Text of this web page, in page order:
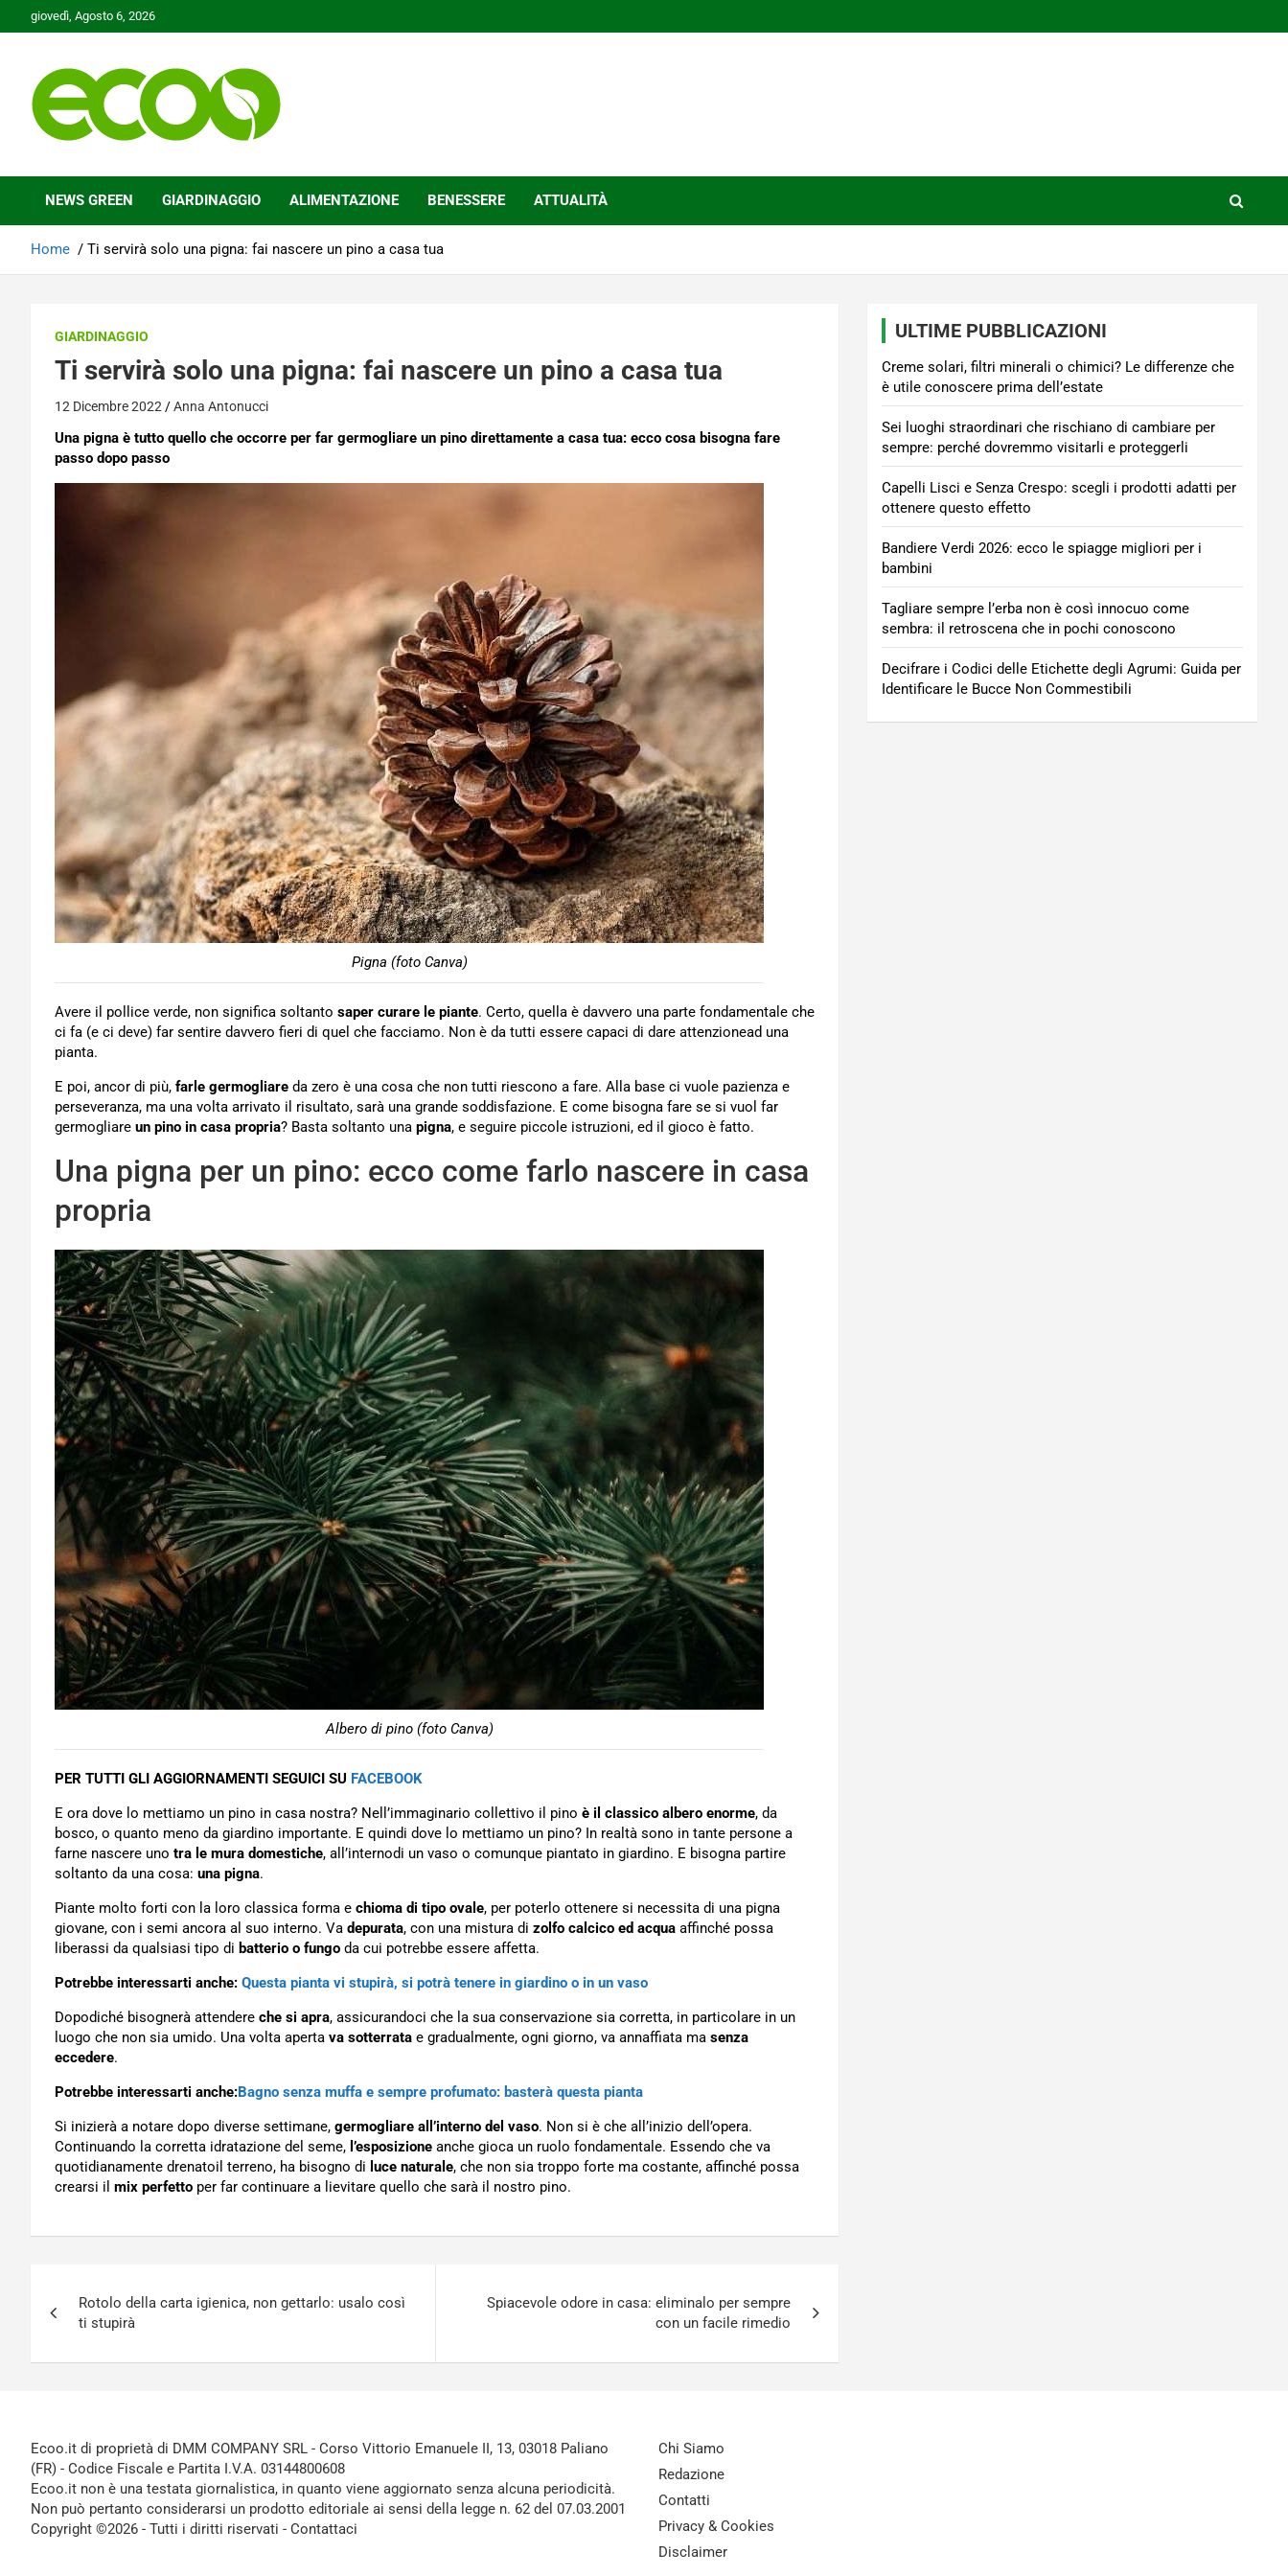
to
giovedì, Agosto 6, 2026
Ecoo.it
NEWS GREEN GIARDINAGGIO ALIMENTAZIONE BENESSERE ATTUALITÀ
Home Ti servirà solo una pigna: fai nascere un pino a casa tua
GIARDINAGGIO
Ti servirà solo una pigna: fai nascere un pino a casa tua
12 Dicembre 2022 Anna Antonucci
Una pigna è tutto quello che occorre per far germogliare un pino direttamente a casa tua: ecco cosa bisogna fare
passo dopo passo
Pigna (foto Canva)
Avere il pollice verde, non significa soltanto saper curare le piante. Certo, quella è davvero una parte fondamentale che
ci fa (e ci deve) far sentire davvero fieri di quel che facciamo. Non è da tutti essere capaci di dare attenzionead una
pianta.
E poi, ancor di più, farle germogliare da zero è una cosa che non tutti riescono a fare. Alla base ci vuole pazienza e
perseveranza, ma una volta arrivato il risultato, sarà una grande soddisfazione. E come bisogna fare se si vuol far
germogliare un pino in casa propria? Basta soltanto una pigna, e seguire piccole istruzioni, ed il gioco è fatto.
Una pigna per un pino: ecco come farlo nascere in casa
propria
Albero di pino (foto Canva)
PER TUTTI GLI AGGIORNAMENTI SEGUICI SU FACEBOOK
E ora dove lo mettiamo un pino in casa nostra? Nell’immaginario collettivo il pino è il classico albero enorme, da
bosco, o quanto meno da giardino importante. E quindi dove lo mettiamo un pino? In realtà sono in tante persone a
farne nascere uno tra le mura domestiche, all’internodi un vaso o comunque piantato in giardino. E bisogna partire
soltanto da una cosa: una pigna.
Piante molto forti con la loro classica forma e chioma di tipo ovale, per poterlo ottenere si necessita di una pigna
giovane, con i semi ancora al suo interno. Va depurata, con una mistura di zolfo calcico ed acqua affinché possa
liberassi da qualsiasi tipo di batterio o fungo da cui potrebbe essere affetta.
Potrebbe interessarti anche: Questa pianta vi stupirà, si potrà tenere in giardino o in un vaso
Dopodiché bisognerà attendere che si apra, assicurandoci che la sua conservazione sia corretta, in particolare in un
luogo che non sia umido. Una volta aperta va sotterrata e gradualmente, ogni giorno, va annaffiata ma senza
eccedere.
Potrebbe interessarti anche:Bagno senza muffa e sempre profumato: basterà questa pianta
Si inizierà a notare dopo diverse settimane, germogliare all’interno del vaso. Non si è che all’inizio dell’opera.
Continuando la corretta idratazione del seme, l’esposizione anche gioca un ruolo fondamentale. Essendo che va
quotidianamente drenatoil terreno, ha bisogno di luce naturale, che non sia troppo forte ma costante, affinché possa
crearsi il mix perfetto per far continuare a lievitare quello che sarà il nostro pino.
articoli
Rotolo della carta igienica, non gettarlo: usalo così
ti stupirà
Spiacevole odore in casa: eliminalo per sempre
con un facile rimedio
ULTIME PUBBLICAZIONI
Creme solari, filtri minerali o chimici? Le differenze che
è utile conoscere prima dell’estate
Sei luoghi straordinari che rischiano di cambiare per
sempre: perché dovremmo visitarli e proteggerli
Capelli Lisci e Senza Crespo: scegli i prodotti adatti per
ottenere questo effetto
Bandiere Verdi 2026: ecco le spiagge migliori per i
bambini
Tagliare sempre l’erba non è così innocuo come
sembra: il retroscena che in pochi conoscono
Decifrare i Codici delle Etichette degli Agrumi: Guida per
Identificare le Bucce Non Commestibili
Ecoo.it di proprietà di DMM COMPANY SRL - Corso Vittorio Emanuele II, 13, 03018 Paliano
(FR) - Codice Fiscale e Partita I.V.A. 03144800608
Ecoo.it non è una testata giornalistica, in quanto viene aggiornato senza alcuna periodicità.
Non può pertanto considerarsi un prodotto editoriale ai sensi della legge n. 62 del 07.03.2001
Copyright ©2026 - Tutti i diritti riservati - Contattaci
Chi Siamo
Redazione
Contatti
Privacy & Cookies
Disclaimer